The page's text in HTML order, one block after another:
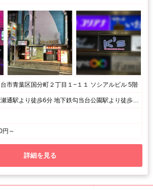
市青葉区国分町２丁目１−１１ ソシアルビル 5階
地下鉄広瀬通駅より徒歩6分 地下鉄勾当台公園駅より徒歩6分 / ソシアルビル5階となります
円～
詳細を見る